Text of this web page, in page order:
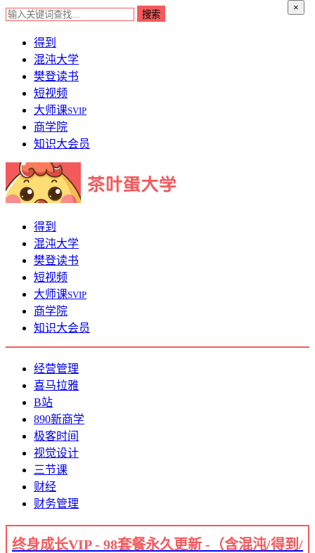
×
得到
混沌大学
樊登读书
短视频
大师课SVIP
商学院
知识大会员
得到
混沌大学
樊登读书
短视频
大师课SVIP
商学院
知识大会员
经营管理
喜马拉雅
B站
890新商学
极客时间
视觉设计
三节课
财经
财务管理
终身成长VIP - 98套餐永久更新 -（含混沌/得到/